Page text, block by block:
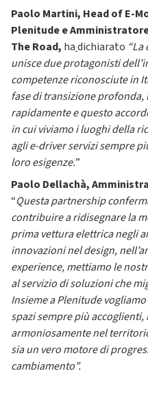
Paolo Martini, Head of E-
Plenitude e
The Road, hadichiarato
unisce due protagonisti
competenze riconosciute in
fase di transizione profonda,
rapidamente e questo
in cui viviamo i luoghi della
agli e-driver servizi sempre
loro esigenze.”
Paolo Dellachà,
“Questa partnership
contribuire a ridisegnare la
prima vettura elettrica negli
innovazioni nel design,
experience, mettiamo le
al servizio di soluzioni che
Insieme a Plenitude
spazi sempre più
armoniosamente nel
sia un vero motore di
cambiamento”.